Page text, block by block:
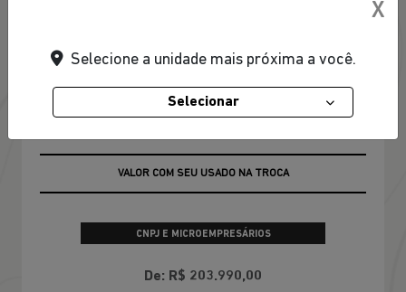
VALOR COM SEU USADO NA TROCA
CNPJ E MICROEMPRESÁRIOS
De: R$ 203.990,00
X
Selecione a unidade mais próxima a você.
Selecionar